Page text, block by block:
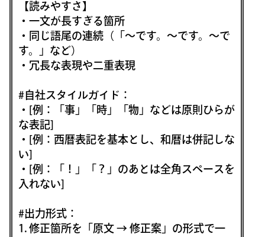
【読みやすさ】
・一文が長すぎる箇所
・同じ語尾の連続（「〜です。〜です。〜で
す。」など）
・冗長な表現や二重表現
#自社スタイルガイド：
・[例：「事」「時」「物」などは原則ひらが
な表記]
・[例：西暦表記を基本とし、和暦は併記しな
い]
・[例：「！」「？」のあとは全角スペースを
入れない]
#出力形式：
1. 修正箇所を「原文 → 修正案」の形式で一